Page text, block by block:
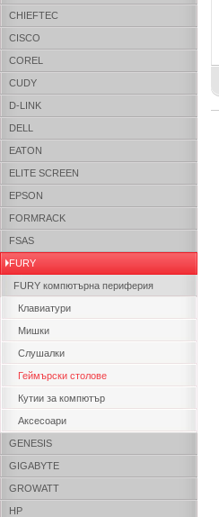
CHIEFTEC
CISCO
COREL
CUDY
D-LINK
DELL
EATON
ELITE SCREEN
EPSON
FORMRACK
FSAS
FURY
FURY компютърна периферия
Клавиатури
Мишки
Слушалки
Геймърски столове
Кутии за компютър
Аксесоари
GENESIS
GIGABYTE
GROWATT
HP